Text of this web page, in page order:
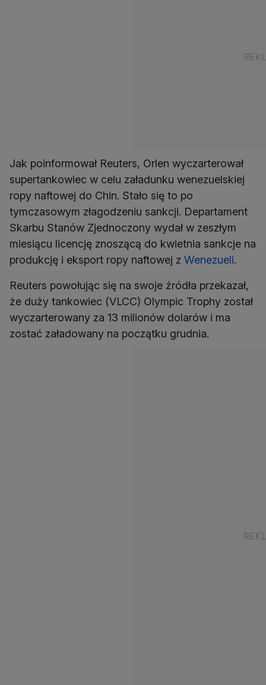
Jak poinformował Reuters, Orlen wyczarterował
supertankowiec w celu załadunku wenezuelskiej
ropy naftowej do Chin. Stało się to po
tymczasowym złagodzeniu sankcji. Departament
Skarbu Stanów Zjednoczony wydał w zeszłym
miesiącu licencję znoszącą do kwietnia sankcje na
produkcję i eksport ropy naftowej z Wenezueli.
Reuters powołując się na swoje źródła przekazał,
że duży tankowiec (VLCC) Olympic Trophy został
wyczarterowany za 13 milionów dolarów i ma
zostać załadowany na początku grudnia.